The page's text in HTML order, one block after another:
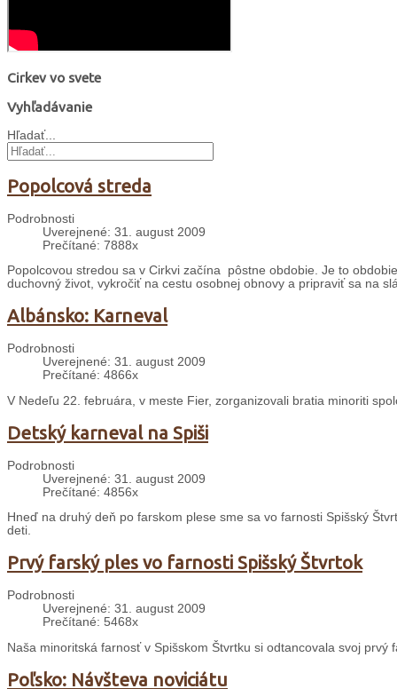
Cirkev vo svete
Vyhľadávanie
Hľadať...
Popolcová streda
Podrobnosti
Uverejnené: 31. august 2009
Prečítané: 7888x
Popolcovou stredou sa v Cirkvi začína pôstne obdobie. Je to
duchovný život, vykročiť na cestu osobnej obnovy a pripraviť sa na
Albánsko: Karneval
Podrobnosti
Uverejnené: 31. august 2009
Prečítané: 4866x
V Nedeľu 22. februára, v meste Fier, zorganizovali bratia minoriti
Detský karneval na Spiši
Podrobnosti
Uverejnené: 31. august 2009
Prečítané: 4856x
Hneď na druhý deň po farskom plese sme sa vo farnosti Spišský
deti.
Prvý farský ples vo farnosti Spišský Štvrtok
Podrobnosti
Uverejnené: 31. august 2009
Prečítané: 5468x
Naša minoritská farnosť v Spišskom Štvrtku si odtancovala svoj
Poľsko: Návšteva noviciátu